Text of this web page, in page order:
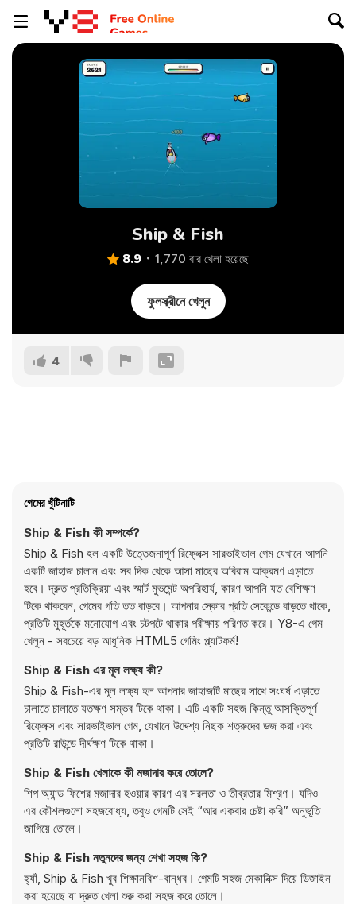
Ship & Fish
8.9 1,770 বার খেলা হয়েছে
ফুলস্ক্রীনে খেলুন
4
গেমের খুঁটিনাটি
Ship & Fish কী সম্পর্কে?
Ship & Fish হল একটি উত্তেজনাপূর্ণ রিফ্লেক্স সারভাইভাল গেম যেখানে আপনি
একটি জাহাজ চালান এবং সব দিক থেকে আসা মাছের অবিরাম আক্রমণ এড়াতে
হবে। দ্রুত প্রতিক্রিয়া এবং স্মার্ট মুভমেন্ট অপরিহার্য, কারণ আপনি যত বেশিক্ষণ
টিকে থাকবেন, গেমের গতি তত বাড়বে। আপনার স্কোর প্রতি সেকেন্ডে বাড়তে থাকে,
প্রতিটি মুহূর্তকে মনোযোগ এবং চটপটে থাকার পরীক্ষায় পরিণত করে। Y8-এ গেম
খেলুন - সবচেয়ে বড় আধুনিক HTML5 গেমিং প্ল্যাটফর্ম!
Ship & Fish এর মূল লক্ষ্য কী?
Ship & Fish-এর মূল লক্ষ্য হল আপনার জাহাজটি মাছের সাথে সংঘর্ষ এড়াতে
চালাতে চালাতে যতক্ষণ সম্ভব টিকে থাকা। এটি একটি সহজ কিন্তু আসক্তিপূর্ণ
রিফ্লেক্স এবং সারভাইভাল গেম, যেখানে উদ্দেশ্য নিছক শত্রুদের ডজ করা এবং
প্রতিটি রাউন্ডে দীর্ঘক্ষণ টিকে থাকা।
Ship & Fish খেলাকে কী মজাদার করে তোলে?
শিপ অ্যান্ড ফিশের মজাদার হওয়ার কারণ এর সরলতা ও তীব্রতার মিশ্রণ। যদিও
এর কৌশলগুলো সহজবোধ্য, তবুও গেমটি সেই “আর একবার চেষ্টা করি” অনুভূতি
জাগিয়ে তোলে।
Ship & Fish নতুনদের জন্য শেখা সহজ কি?
হ্যাঁ, Ship & Fish খুব শিক্ষানবিশ-বান্ধব। গেমটি সহজ মেকানিক্স দিয়ে ডিজাইন
করা হয়েছে যা দ্রুত খেলা শুরু করা সহজ করে তোলে।